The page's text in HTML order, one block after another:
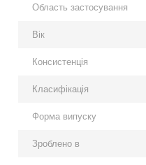
Область застосування
Вік
Консистенція
Класифікація
Форма випуску
Зроблено в